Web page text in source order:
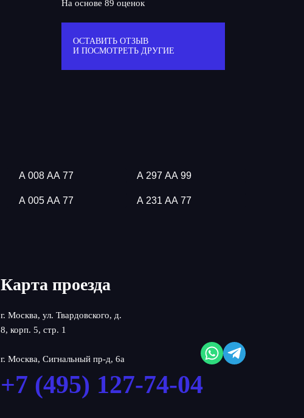
На основе 89 оценок
ОСТАВИТЬ ОТЗЫВ
И ПОСМОТРЕТЬ ДРУГИЕ
А 008 АА 77 А 297 АА 99
А 005 АА 77 А 231 АА 77
Карта проезда
г. Москва, ул. Твардовского, д.
8, корп. 5, стр. 1
г. Москва, Сигнальный пр-д, 6а
+7 (495) 127-74-04